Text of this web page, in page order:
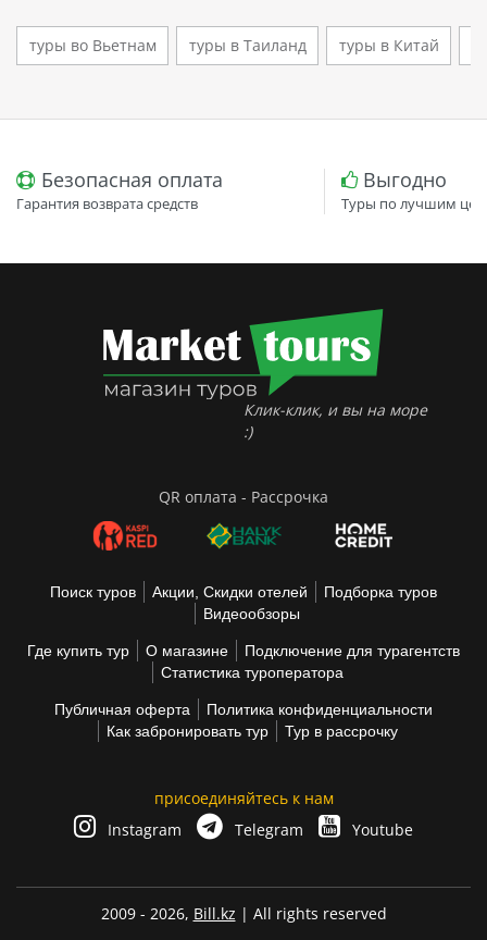
туры во Вьетнам туры в Таиланд туры в Китай
Безопасная оплата
Гарантия возврата средств
Выгодно
Туры по лучшим
Клик-клик, и вы на море
:)
QR оплата - Рассрочка
Поиск туров Акции, Скидки отелей
Подборка туров
Видеообзоры
Где купить тур О магазине
Подключение для турагентств
Статистика туроператора
Публичная оферта
Политика конфиденциальности
Как забронировать тур
Тур в рассрочку
присоединяйтесь к нам
Instagram
Telegram Youtube
2009 - 2026, Bill.kz | All rights reserved